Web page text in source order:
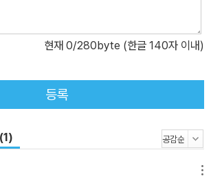
반영된 건가요? A. 컴퓨터활용능력 시험에서
오피스 2016에서 MS오피스 2021로 변경
공 컴퓨터활용능력 2급 필기 기본서> 역시
대비자료를 받아보실 수 있습니다. 새로운 기
과 다양한 강의가 제공됩니다. 희망 카테고리
현재 0/280byte (한글 140자 이내)
등록